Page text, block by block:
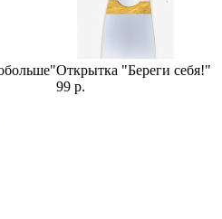
Открытка "Береги себя!"
99 р.